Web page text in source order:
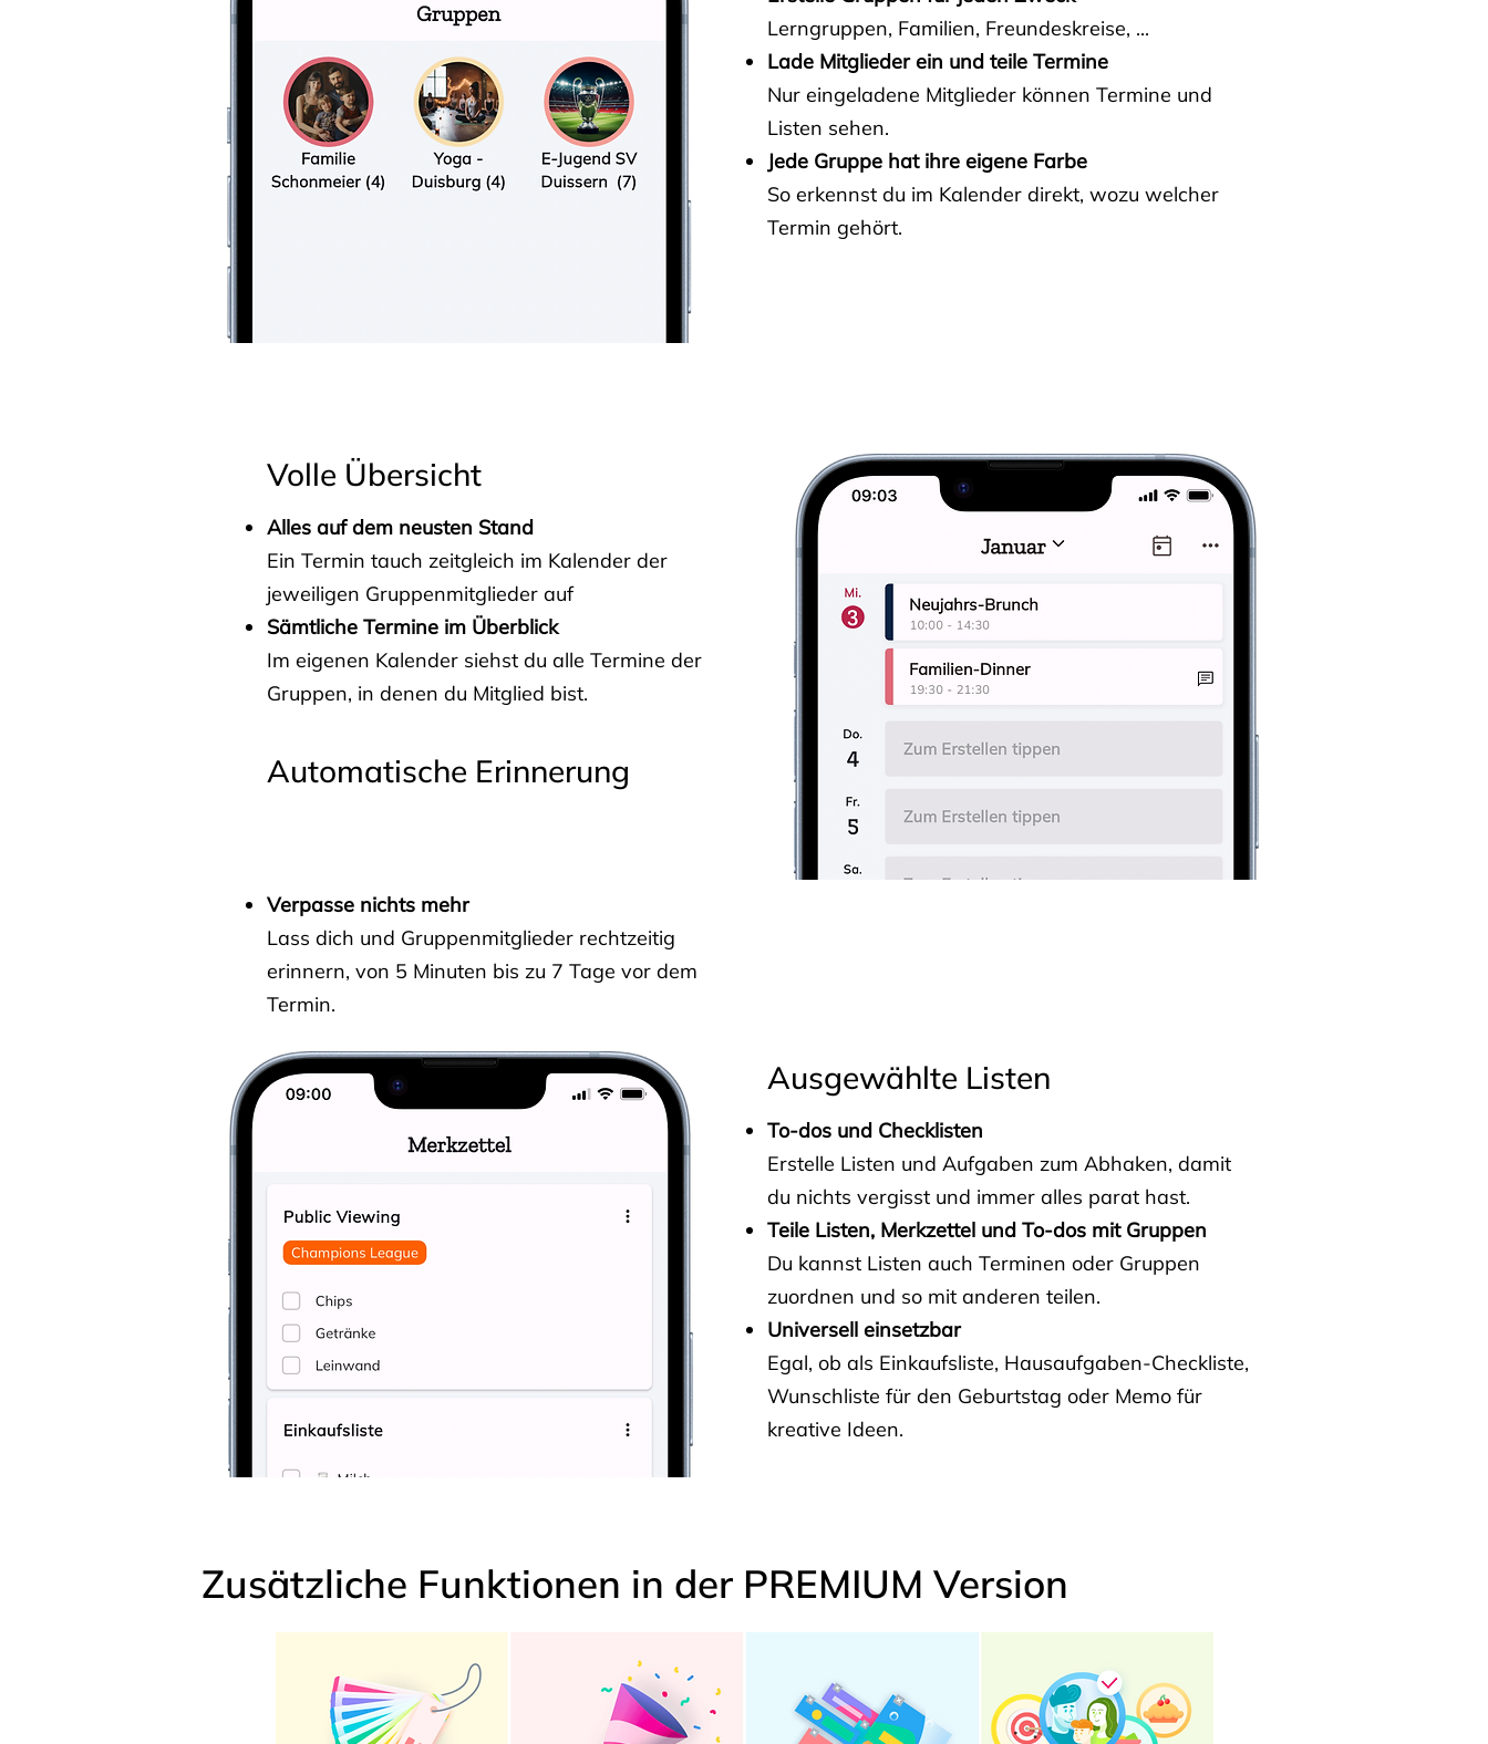
Lerngruppen, Familien, Freundeskreise, ...
Lade Mitglieder ein und teile Termine
Nur eingeladene Mitglieder können Termine und
Listen sehen.
Jede Gruppe hat ihre eigene Farbe
So erkennst du im Kalender direkt, wozu welcher
Termin gehört.
Volle Übersicht
Alles auf dem neusten Stand
Ein Termin tauch zeitgleich im Kalender der
jeweiligen Gruppenmitglieder auf
Sämtliche Termine im Überblick
Im eigenen Kalender siehst du alle Termine der
Gruppen, in denen du Mitglied bist.
Automatische Erinnerung
Verpasse nichts mehr
Lass dich und Gruppenmitglieder rechtzeitig
erinnern, von 5 Minuten bis zu 7 Tage vor dem
Termin.
Ausgewählte Listen
To-dos und Checklisten
Erstelle Listen und Aufgaben zum Abhaken, damit
du nichts vergisst und immer alles parat hast.
Teile Listen, Merkzettel und To-dos mit Gruppen
Du kannst Listen auch Terminen oder Gruppen
zuordnen und so mit anderen teilen.
Universell einsetzbar
Egal, ob als Einkaufsliste, Hausaufgaben-Checkliste,
Wunschliste für den Geburtstag oder Memo für
kreative Ideen.
Zusätzliche Funktionen in der PREMIUM Version